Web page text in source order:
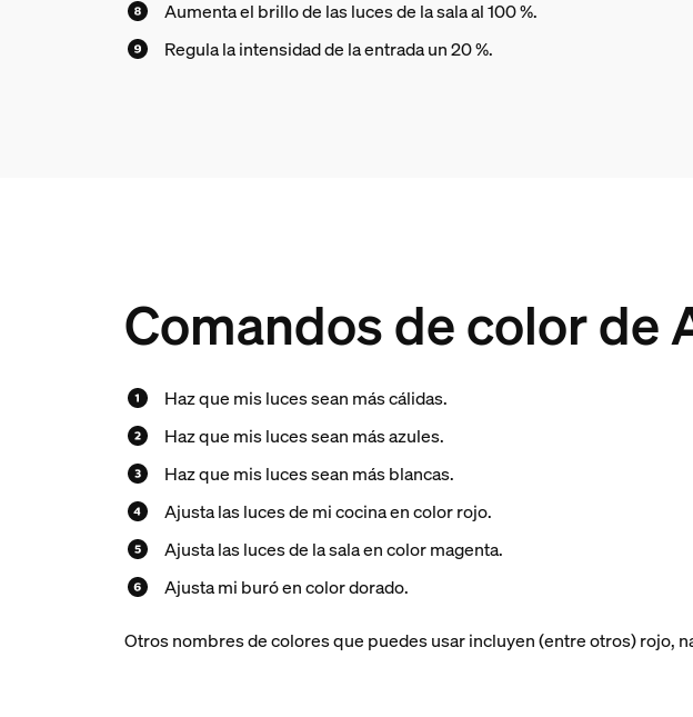
Aumenta el brillo de las luces de la sala al 100 %.
Regula la intensidad de la entrada un 20 %.
Comandos de color de
Haz que mis luces sean más cálidas.
Haz que mis luces sean más azules.
Haz que mis luces sean más blancas.
Ajusta las luces de mi cocina en color rojo.
Ajusta las luces de la sala en color magenta.
Ajusta mi buró en color dorado.
Otros nombres de colores que puedes usar incluyen (entre otros) rojo,